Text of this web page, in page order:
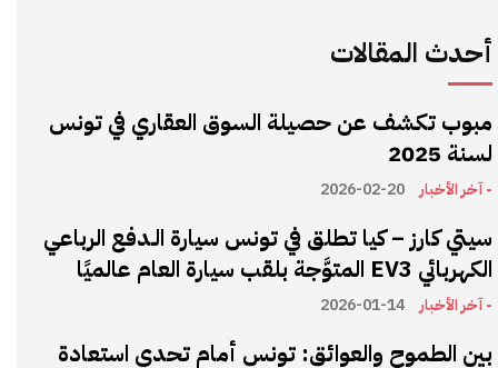
أحدث المقالات
مبوب تكشف عن حصيلة السوق العقاري في تونس
لسنة 2025
- آخر الأخبار 2026-02-20
سيتي كارز – كيا تطلق في تونس سيارة الـدفع الرباعي
الكهربائي EV3 المتوَّجة بلقب سيارة العام عالميًا
- آخر الأخبار 2026-01-14
بين الطموح والعوائق: تونس أمام تحدي استعادة